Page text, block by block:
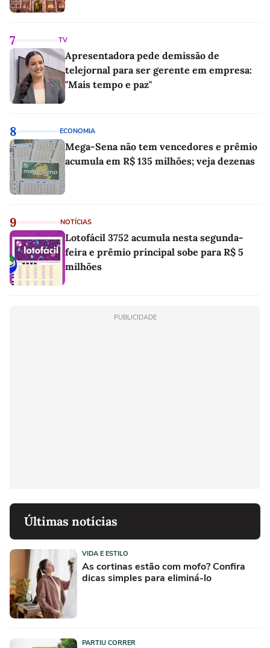
7 TV
Apresentadora pede demissão de
telejornal para ser gerente em empresa:
"Mais tempo e paz"
8 ECONOMIA
Mega-Sena não tem vencedores e prêmio
acumula em R$ 135 milhões; veja dezenas
9 NOTÍCIAS
Lotofácil 3752 acumula nesta segunda-
feira e prêmio principal sobe para R$ 5
milhões
PUBLICIDADE
Últimas notícias
VIDA E ESTILO
As cortinas estão com mofo? Confira
dicas simples para eliminá-lo
PARTIU CORRER